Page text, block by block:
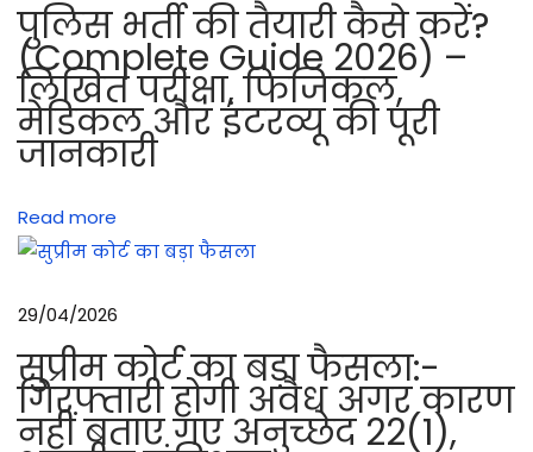
से
स
फ
ल
ब
ने
वा
बा
तें
3
त
पुलिस भर्ती की तैयारी कैसे करें?
(Complete Guide 2026) –
लिखित परीक्षा, फिजिकल,
मेडिकल और इंटरव्यू की पूरी
जानकारी
Read more
29/04/2026
सुप्रीम कोर्ट का बड़ा फैसला:-
गिरफ्तारी होगी अवैध अगर कारण
नहीं बताए गए अनुच्छेद 22(1),